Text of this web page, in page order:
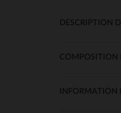
DESCRIPTION
COMPOSITION
INFORMATION